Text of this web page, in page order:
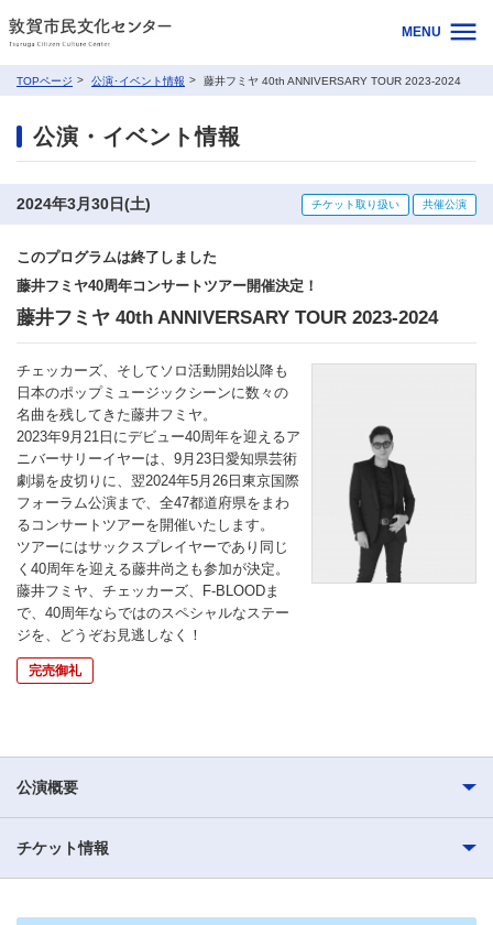
MENU
TOPページ 公演･イベント情報 藤井フミヤ 40th ANNIVERSARY TOUR 2023-2024
公演・イベント情報
2024年3月30日(土) チケット取り扱い 共催公演
このプログラムは終了しました
藤井フミヤ40周年コンサートツアー開催決定！
藤井フミヤ 40th ANNIVERSARY TOUR 2023-2024
チェッカーズ、そしてソロ活動開始以降も
日本のポップミュージックシーンに数々の
名曲を残してきた藤井フミヤ。
2023年9月21日にデビュー40周年を迎えるア
ニバーサリーイヤーは、9月23日愛知県芸術
劇場を皮切りに、翌2024年5月26日東京国際
フォーラム公演まで、全47都道府県をまわ
るコンサートツアーを開催いたします。
ツアーにはサックスプレイヤーであり同じ
く40周年を迎える藤井尚之も参加が決定。
藤井フミヤ、チェッカーズ、F-BLOODま
で、40周年ならではのスペシャルなステー
ジを、どうぞお見逃しなく！
完売御礼
公演概要
チケット情報